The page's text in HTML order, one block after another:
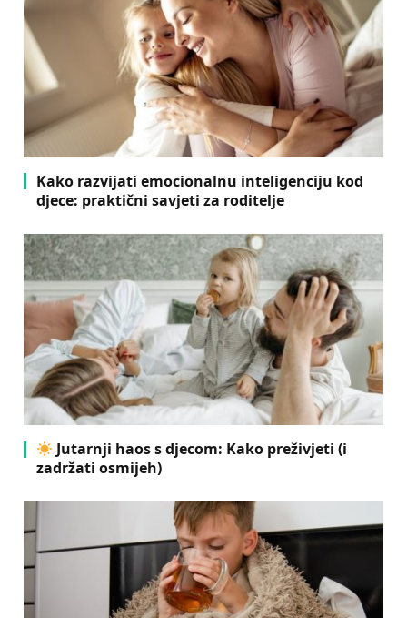
Kako razvijati emocionalnu inteligenciju kod
djece: praktični savjeti za roditelje
Jutarnji haos s djecom: Kako preživjeti (i
zadržati osmijeh)